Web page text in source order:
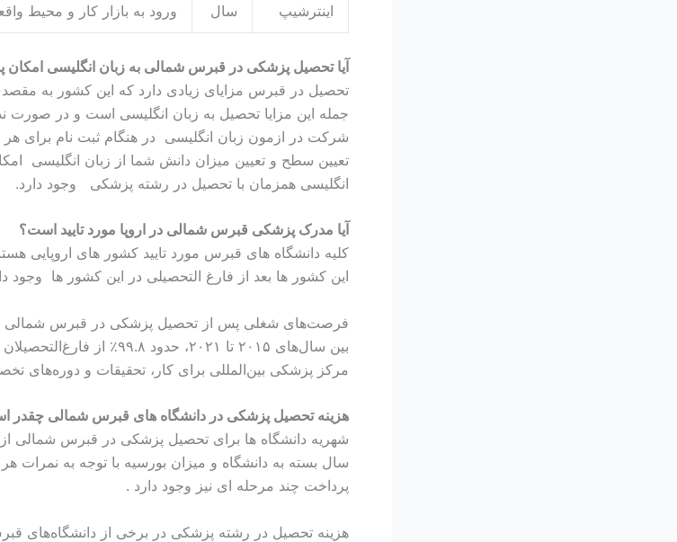
اینترشیپ
سال
ورود به بازار کار و محیط
آیا تحصیل پزشکی در قبرس شمالی به زبان انگلیسی امکان
تحصیل در قبرس مزایای زیادی دارد که این کشور به
جمله این مزایا تحصیل به زبان انگلیسی است و در صورت
شرکت در ازمون زبان انگلیسی در هنگام ثبت نام برای
تعیین سطح و تعیین میزان دانش شما از زبان انگلیسی
انگلیسی همزمان با تحصیل در رشته پزشکی وجود دارد.
آیا مدرک پزشکی قبرس شمالی در اروپا مورد تایید است؟
کلیه دانشگاه های قبرس مورد تایید کشور های اروپایی
این کشور ها بعد از فارغ التحصیلی در این کشور ها وجود
فرصت‌های شغلی پس از تحصیل پزشکی در قبرس شمالی
مرکز پزشکی بین‌المللی برای کار، تحقیقات و دوره‌های
هزینه تحصیل پزشکی در دانشگاه های قبرس شمالی چقدر
سال بسته به دانشگاه و میزان بورسیه با توجه به نمرات
پرداخت چند مرحله ای نیز وجود دارد .
هزینه تحصیل در رشته پزشکی در برخی از دانشگاه‌های